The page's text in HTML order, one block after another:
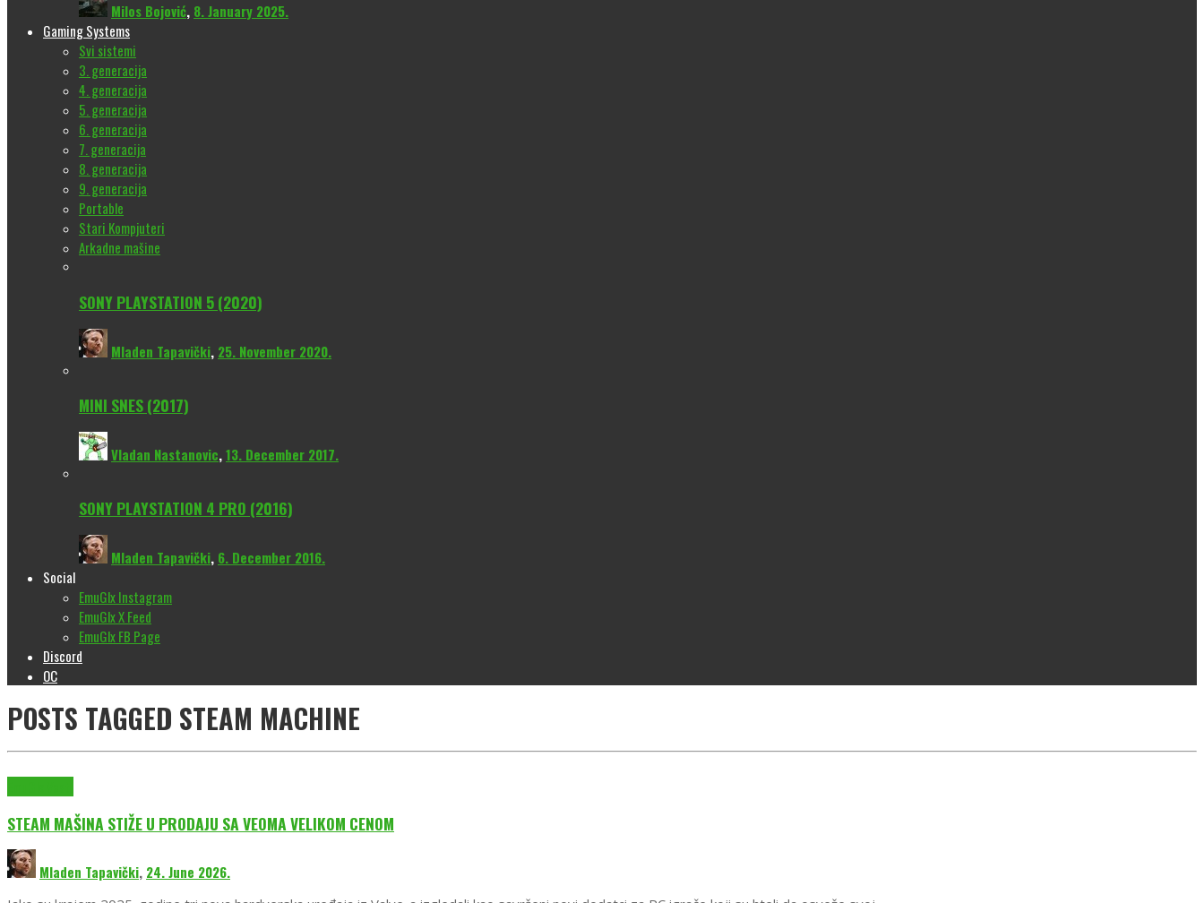
Milos Bojović, 8. January 2025.
Gaming Systems
Svi sistemi
3. generacija
4. generacija
5. generacija
6. generacija
7. generacija
8. generacija
9. generacija
Portable
Stari Kompjuteri
Arkadne mašine
SONY PLAYSTATION 5 (2020)
Mladen Tapavički, 25. November 2020.
MINI SNES (2017)
Vladan Nastanovic,13. December 2017.
SONY PLAYSTATION 4 PRO (2016)
Mladen Tapavički, 6. December 2016.
Social
EmuGlx Instagram
EmuGlx X Feed
EmuGlx FB Page
Discord
OC
POSTS TAGGED STEAM MACHINE
STEAM MAŠINA STIŽE U PRODAJU SA VEOMA VELIKOM CENOM
Mladen Tapavički, 24. June 2026.